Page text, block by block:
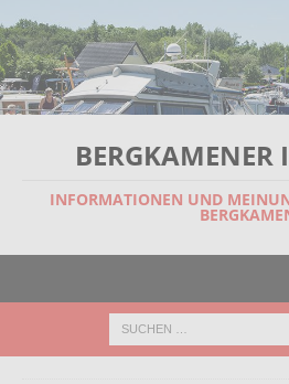
BERGKAMENER
INFORMATIONEN UND